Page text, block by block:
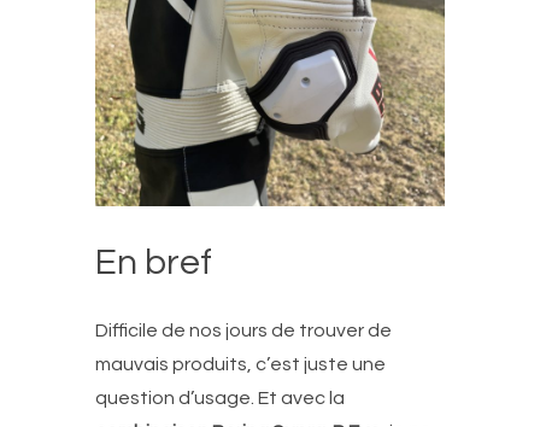
En bref
Difficile de nos jours de trouver de
mauvais produits, c’est juste une
question d’usage. Et avec la